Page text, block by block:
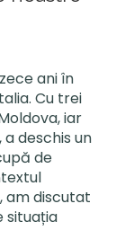
ani în
Cu trei
iar
deschis un
de
am discutat
situația